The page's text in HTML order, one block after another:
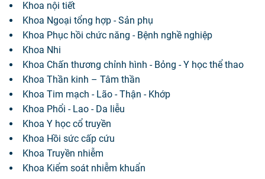
Khoa nội tiết
Khoa Ngoại tổng hợp - Sản phụ
Khoa Phục hồi chức năng - Bệnh nghề nghiệp
Khoa Nhi
Khoa Chấn thương chỉnh hình - Bỏng - Y học thể thao
Khoa Thần kinh – Tâm thần
Khoa Tim mạch - Lão - Thận - Khớp
Khoa Phổi - Lao - Da liễu
Khoa Y học cổ truyền
Khoa Hồi sức cấp cứu
Khoa Truyền nhiễm
Khoa Kiểm soát nhiễm khuẩn